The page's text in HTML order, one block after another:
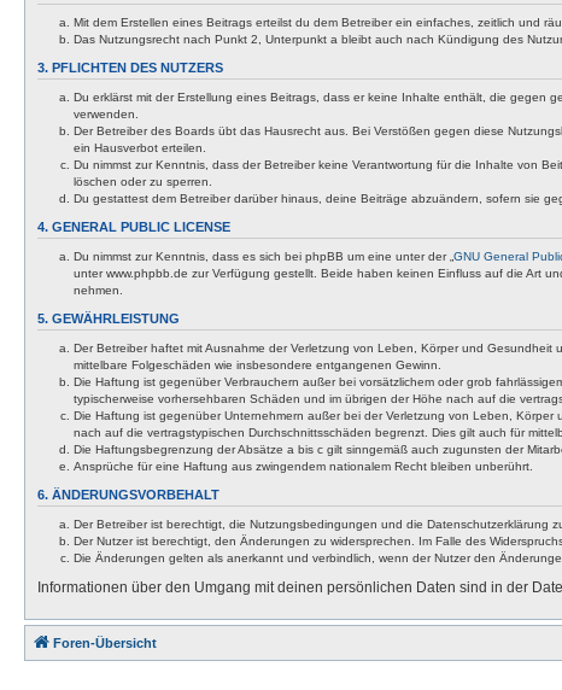
Mit dem Erstellen eines Beitrags erteilst du dem Betreiber ein einfaches, zeitlich und
Das Nutzungsrecht nach Punkt 2, Unterpunkt a bleibt auch nach Kündigung des
3. PFLICHTEN DES NUTZERS
Du erklärst mit der Erstellung eines Beitrags, dass er keine Inhalte enthält, die gegen
verwenden.
Der Betreiber des Boards übt das Hausrecht aus. Bei Verstößen gegen diese
ein Hausverbot erteilen.
Du nimmst zur Kenntnis, dass der Betreiber keine Verantwortung für die Inhalte von
löschen oder zu sperren.
Du gestattest dem Betreiber darüber hinaus, deine Beiträge abzuändern, sofern sie
4. GENERAL PUBLIC LICENSE
Du nimmst zur Kenntnis, dass es sich bei phpBB um eine unter der „ GNU General
unter www.phpbb.de zur Verfügung gestellt. Beide haben keinen Einfluss auf die Art
nehmen.
5. GEWÄHRLEISTUNG
Der Betreiber haftet mit Ausnahme der Verletzung von Leben, Körper und
mittelbare Folgeschäden wie insbesondere entgangenen Gewinn.
Die Haftung ist gegenüber Verbrauchern außer bei vorsätzlichem oder grob
typischerweise vorhersehbaren Schäden und im übrigen der Höhe nach auf die
Die Haftung ist gegenüber Unternehmern außer bei der Verletzung von Leben,
nach auf die vertragstypischen Durchschnittsschäden begrenzt. Dies gilt auch für
Die Haftungsbegrenzung der Absätze a bis c gilt sinngemäß auch zugunsten der
Ansprüche für eine Haftung aus zwingendem nationalem Recht bleiben unberührt.
6. ÄNDERUNGSVORBEHALT
Der Betreiber ist berechtigt, die Nutzungsbedingungen und die Datenschutzerklärung
Der Nutzer ist berechtigt, den Änderungen zu widersprechen. Im Falle des
Die Änderungen gelten als anerkannt und verbindlich, wenn der Nutzer den
Informationen über den Umgang mit deinen persönlichen Daten sind in der
Foren-Übersicht